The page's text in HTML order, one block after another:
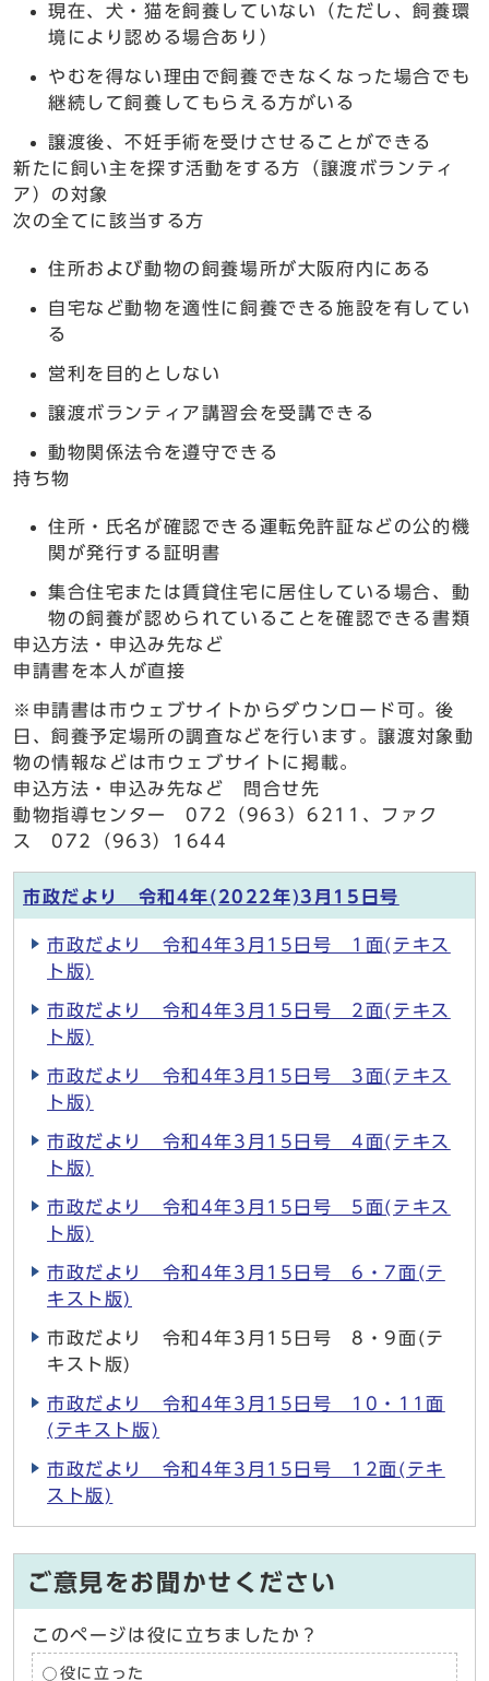
現在、犬・猫を飼養していない（ただし、飼養環
境により認める場合あり）
やむを得ない理由で飼養できなくなった場合でも
継続して飼養してもらえる方がいる
譲渡後、不妊手術を受けさせることができる
新たに飼い主を探す活動をする方（譲渡ボランティ
ア）の対象
次の全てに該当する方
住所および動物の飼養場所が大阪府内にある
自宅など動物を適性に飼養できる施設を有してい
る
営利を目的としない
譲渡ボランティア講習会を受講できる
動物関係法令を遵守できる
持ち物
住所・氏名が確認できる運転免許証などの公的機
関が発行する証明書
集合住宅または賃貸住宅に居住している場合、動
物の飼養が認められていることを確認できる書類
申込方法・申込み先など
申請書を本人が直接
※申請書は市ウェブサイトからダウンロード可。後
日、飼養予定場所の調査などを行います。譲渡対象動
物の情報などは市ウェブサイトに掲載。
申込方法・申込み先など 問合せ先
動物指導センター 072（963）6211、ファク
ス 072（963）1644
市政だより 令和4年(2022年)3月15日号
市政だより 令和4年3月15日号 1面(テキス
ト版)
市政だより 令和4年3月15日号 2面(テキス
ト版)
市政だより 令和4年3月15日号 3面(テキス
ト版)
市政だより 令和4年3月15日号 4面(テキス
ト版)
市政だより 令和4年3月15日号 5面(テキス
ト版)
市政だより 令和4年3月15日号 6・7面(テ
キスト版)
市政だより 令和4年3月15日号 8・9面(テ
キスト版)
市政だより 令和4年3月15日号 10・11面
(テキスト版)
市政だより 令和4年3月15日号 12面(テキ
スト版)
ご意見をお聞かせください
このページは役に立ちましたか？
役に立った